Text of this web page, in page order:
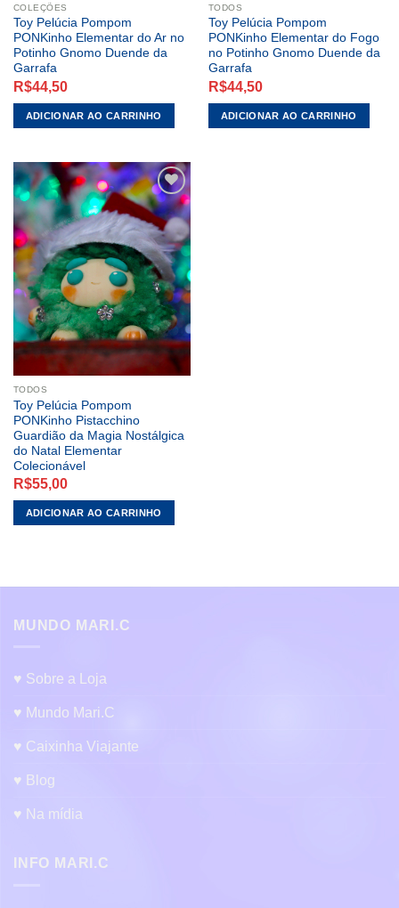
COLEÇÕES
Toy Pelúcia Pompom
PONKinho Elementar do Ar no
Potinho Gnomo Duende da
Garrafa
R$44,50
ADICIONAR AO CARRINHO
TODOS
Toy Pelúcia Pompom
PONKinho Elementar do Fogo
no Potinho Gnomo Duende da
Garrafa
R$44,50
ADICIONAR AO CARRINHO
ADICIONAR
A LISTA DE
DESEJOS
TODOS
Toy Pelúcia Pompom
PONKinho Pistacchino
Guardião da Magia Nostálgica
do Natal Elementar
Colecionável
R$55,00
ADICIONAR AO CARRINHO
MUNDO MARI.C
♥ Sobre a Loja
♥ Mundo Mari.C
♥ Caixinha Viajante
♥ Blog
♥ Na mídia
INFO MARI.C